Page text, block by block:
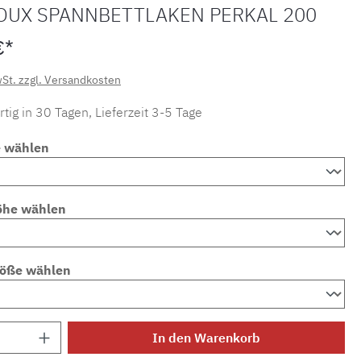
SPANNBETTLAKEN PERKAL 200
zzgl. Versandkosten
in 30 Tagen, Lieferzeit 3-5 Tage
wählen
wählen
wählen
Anzahl: Gib den gewünschten Wert ein
In den Warenkorb